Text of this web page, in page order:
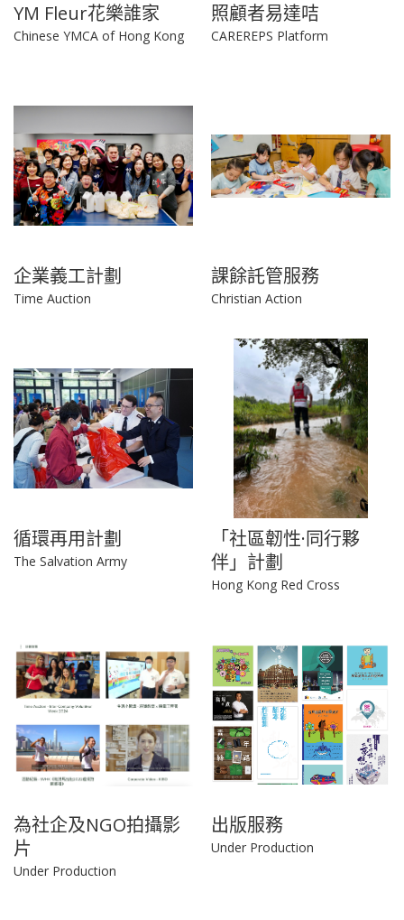
YM Fleur花樂誰家
Chinese YMCA of Hong Kong
照顧者易達咭
CAREREPS Platform
企業義工計劃
Time Auction
課餘託管服務
Christian Action
循環再用計劃
The Salvation Army
「社區韌性·同行夥
伴」計劃
Hong Kong Red Cross
為社企及NGO拍攝影
片
Under Production
出版服務
Under Production